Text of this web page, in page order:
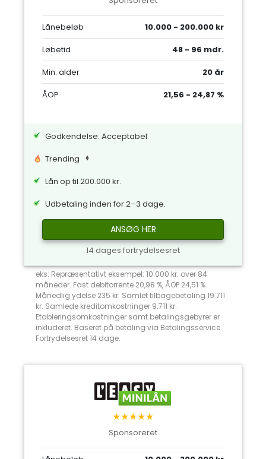
Lånebeløb
10.000 - 200.000 kr
Løbetid
48 - 96 mdr.
Min. alder
20 år
ÅOP
21,56 - 24,87 %
Godkendelse: Acceptabel
Trending
Lån op til 200.000 kr.
Udbetaling inden for 2–3 dage.
ANSØG HER
14 dages fortrydelsesret
eks: Repræsentativt eksempel: 10.000 kr. over 84
måneder. Fast debitorrente 20,98 %, ÅOP 24,51 %.
Månedlig ydelse 235 kr. Samlet tilbagebetaling 19.711
kr. Samlede kreditomkostninger 9.711 kr.
Etableringsomkostninger samt betalingsgebyrer er
inkluderet. Baseret på betaling via Betalingsservice.
Fortrydelsesret 14 dage.
★★★★★
Sponsoreret